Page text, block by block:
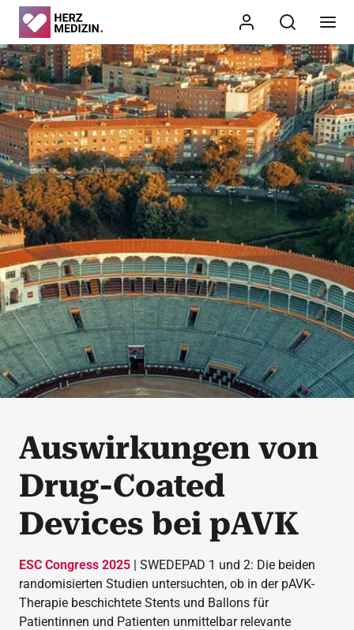
Auswirkungen von
Drug-Coated
Devices bei pAVK
ESC Congress 2025 | SWEDEPAD 1 und 2: Die beiden
randomisierten Studien untersuchten, ob in der pAVK-
Therapie beschichtete Stents und Ballons für
Patientinnen und Patienten unmittelbar relevante